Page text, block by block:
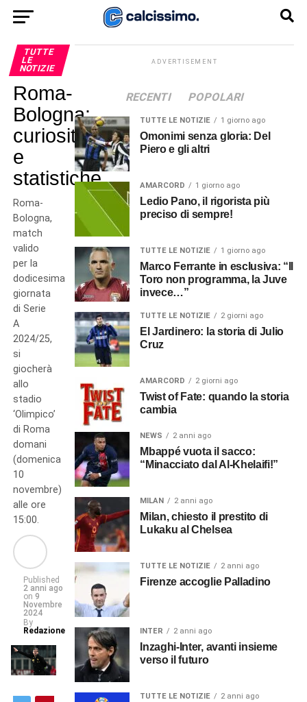
TUTTE
LE
NOTIZIE
Roma-
Bologna:
curiosità
e
statistiche
Roma-
Bologna,
match
valido
per la
dodicesima
giornata
di Serie
A
2024/25,
si
giocherà
allo
stadio
‘Olimpico’
di Roma
domani
(domenica
10
novembre)
alle ore
15:00.
Published
2 anni ago
on 9
Novembre
2024
By
Redazione
ADVERTISEMENT
RECENTI POPOLARI
TUTTE LE NOTIZIE 1 giorno ago
Omonimi senza gloria: Del
Piero e gli altri
AMARCORD 1 giorno ago
Ledio Pano, il rigorista più
preciso di sempre!
TUTTE LE NOTIZIE 1 giorno ago
Marco Ferrante in esclusiva: “Il
Toro non programma, la Juve
invece…”
TUTTE LE NOTIZIE 2 giorni ago
El Jardinero: la storia di Julio
Cruz
AMARCORD 2 giorni ago
Twist of Fate: quando la storia
cambia
NEWS 2 anni ago
Mbappé vuota il sacco:
“Minacciato dal Al-Khelaifi!”
MILAN 2 anni ago
Milan, chiesto il prestito di
Lukaku al Chelsea
TUTTE LE NOTIZIE 2 anni ago
Firenze accoglie Palladino
INTER 2 anni ago
Inzaghi-Inter, avanti insieme
verso il futuro
TUTTE LE NOTIZIE 2 anni ago